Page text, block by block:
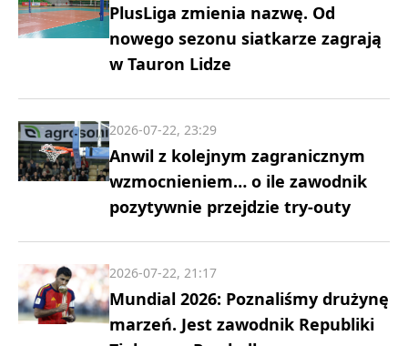
PlusLiga zmienia nazwę. Od
nowego sezonu siatkarze zagrają
w Tauron Lidze
Anwil z kolejnym zagranicznym
wzmocnieniem… o ile zawodnik
pozytywnie przejdzie try-outy
2026-07-22, 23:29
Mundial 2026: Poznaliśmy drużynę
marzeń. Jest zawodnik Republiki
2026-07-22, 21:17